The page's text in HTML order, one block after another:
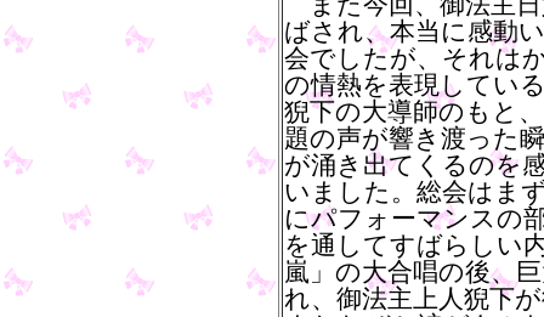
ばされ、本当に感動
会でしたが、それは
の情熱を表現してい
猊下の大導師のもと
題の声が響き渡った
が涌き出てくるのを
いました。総会はま
にパフォーマンスの
を通してすばらしい
嵐」の大合唱の後、
れ、御法主上人猊下